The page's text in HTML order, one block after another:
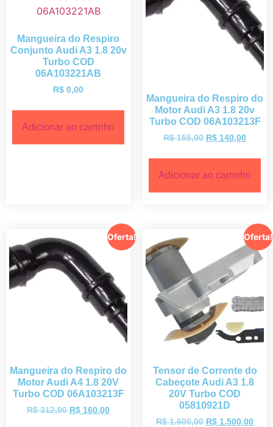
Mangueira do Respiro
Conjunto Audi A3 1.8 20v
Turbo COD
06A103221AB
R$ 0,00
Adicionar ao carrinho
Mangueira do Respiro do
Motor Audi A3 1.8 20v
Turbo COD 06A103213F
R$155,00 R$ 140,00
Adicionar ao carrinho
Oferta!
Mangueira do Respiro do
Motor Audi A4 1.8 20V
Turbo COD 06A103213F
R$312,00 R$ 160,00
Oferta!
Tensor de Corrente do
Cabeçote Audi A3 1.8
20V Turbo COD
05810921D
R$1.600,00 R$ 1.500,00